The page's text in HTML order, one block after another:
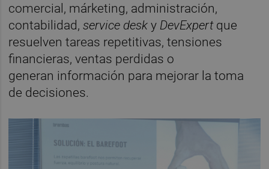
comercial, márketing, administración,
contabilidad,service desk y DevExpertque
resuelven tareas repetitivas, tensiones
financieras, ventas perdidas o
generan información para mejorar la toma
de decisiones.